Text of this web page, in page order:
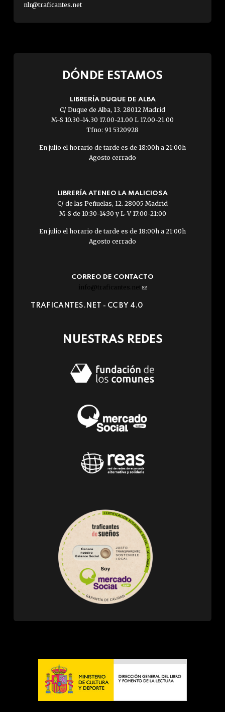
nlr@traficantes.net
DÓNDE ESTAMOS
LIBRERÍA DUQUE DE ALBA
C/ Duque de Alba, 13. 28012 Madrid
M-S 10.30-14.30 17.00-21.00 L 17.00-21.00
Tfno: 91 5320928
En julio el horario de tarde es de 18:00h a 21:00h
Agosto cerrado
LIBRERÍA ATENEO LA MALICIOSA
C/ de las Peñuelas, 12. 28005 Madrid
M-S de 10:30-14:30 y L-V 17:00-21:00
En julio el horario de tarde es de 18:00h a 21:00h
Agosto cerrado
CORREO DE CONTACTO
info@traficantes.net (link
e-
TRAFICANTES.NET - CC BY 4.0
NUESTRAS REDES